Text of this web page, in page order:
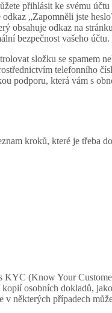
přihlásit ke svému
„Zapomněli jste
odkaz na
bezpečnost vašeho účtu.
složku se spamem
telefonního
podporu, která vám s
kroků, které je třeba
(Know Your
osobních dokladů,
některých případech